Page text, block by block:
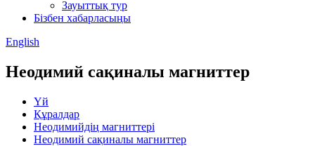
Зауыттық тур
Бізбен хабарласыңы
English
Неодимий сақиналы магниттер
Үй
Құралдар
Неодимийдің магниттері
Неодимий сақиналы магниттер